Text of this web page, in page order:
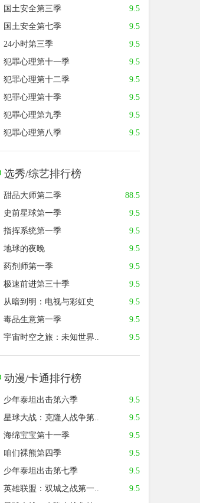
9.5
国土安全第三季
9.5
国土安全第七季
9.5
24小时第三季
9.5
犯罪心理第十一季
9.5
犯罪心理第十二季
9.5
犯罪心理第十季
9.5
犯罪心理第九季
9.5
犯罪心理第八季
选秀/综艺排行榜
88.5
甜品大师第二季
9.5
史前星球第一季
9.5
指挥系统第一季
9.5
地球的夜晚
9.5
药剂师第一季
9.5
极速前进第三十季
9.5
从暗到明：电视与彩虹史
9.5
毒品生意第一季
9.5
宇宙时空之旅：未知世界..
动漫/卡通排行榜
9.5
少年泰坦出击第六季
9.5
星球大战：克隆人战争第..
9.5
海绵宝宝第十一季
9.5
咱们裸熊第四季
9.5
少年泰坦出击第七季
9.5
英雄联盟：双城之战第一..